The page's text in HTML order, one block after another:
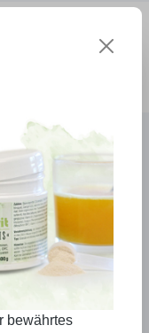
bewährtes